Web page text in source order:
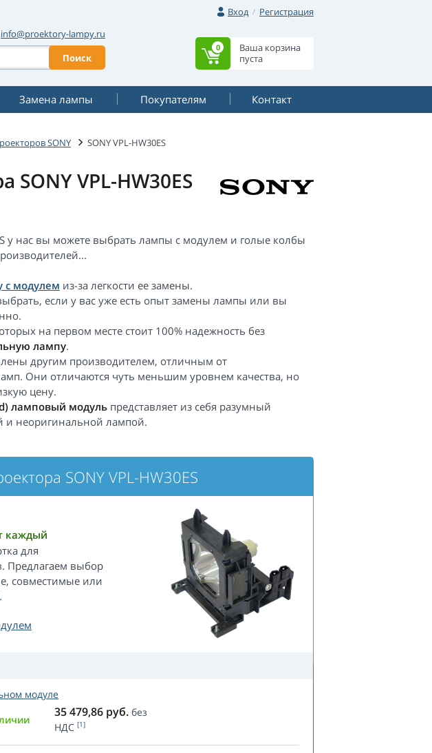
Вход
Регистрация
info@proektory-lampy.ru
Поиск
Ваша корзина
пуста
0
Замена лампы Покупателям Контакт
SONY SONY VPL-HW30ES
VPL-HW30ES
у нас вы можете выбрать лампы с модулем и голые колбы
с модулем из-за легкости ее замены.
если у вас уже есть опыт замены лампы или вы
на первом месте стоит 100% надежность без
лампу.
другим производителем, отличным от
Они отличаются чуть меньшим уровнем качества, но
цену.
ламповый модуль представляет из себя разумный
и неоригинальной лампой.
SONY VPL-HW30ES
каждый
для
Предлагаем выбор
совместимые или
модуле
35 479,86 руб. без
НДС [1]